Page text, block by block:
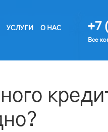
УСЛУГИ О НАС +7
Все